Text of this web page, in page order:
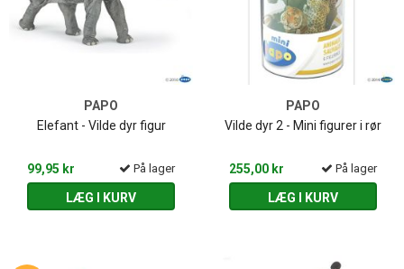
PAPO
Elefant - Vilde dyr figur
99,95 kr På lager
LÆG I KURV
PAPO
Vilde dyr 2 - Mini figurer i rør
255,00 kr På lager
LÆG I KURV